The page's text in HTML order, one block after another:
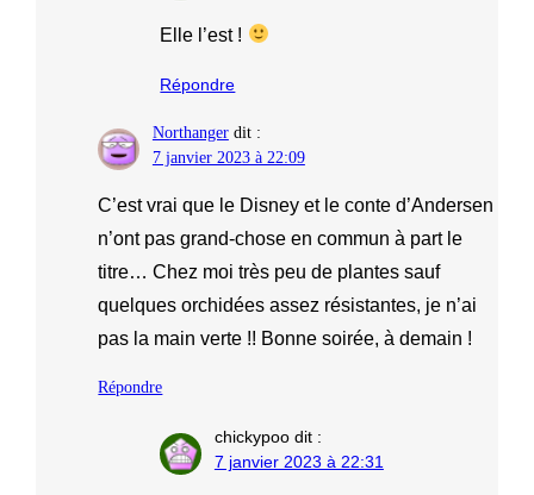
Elle l’est !
Répondre
Northanger dit :
7 janvier 2023 à 22:09
C’est vrai que le Disney et le conte d’Andersen
n’ont pas grand-chose en commun à part le
titre… Chez moi très peu de plantes sauf
quelques orchidées assez résistantes, je n’ai
pas la main verte !! Bonne soirée, à demain !
Répondre
chickypoo dit :
7 janvier 2023 à 22:31